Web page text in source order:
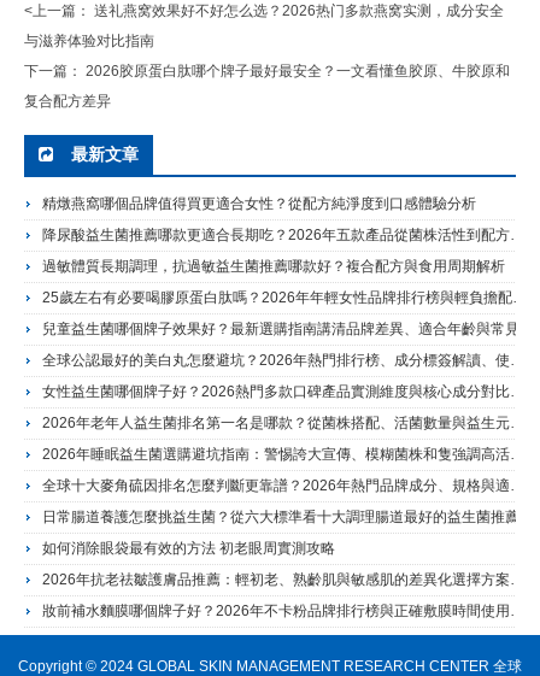
<上一篇： 送礼燕窝效果好不好怎么选？2026热门多款燕窝实测，成分安全
与滋养体验对比指南
下一篇： 2026胶原蛋白肽哪个牌子最好最安全？一文看懂鱼胶原、牛胶原和
复合配方差异
最新文章
精燉燕窩哪個品牌值得買更適合女性？從配方純淨度到口感體驗分析
過敏體質長期調理，抗過敏益生菌推薦哪款好？複合配方與食用周期解析
日常腸道養護怎麼挑益生菌？從六大標準看十大調理腸道最好的益生菌推薦
如何消除眼袋最有效的方法 初老眼周實測攻略
Copyright © 2024 GLOBAL SKIN MANAGEMENT RESEARCH CENTER 全球